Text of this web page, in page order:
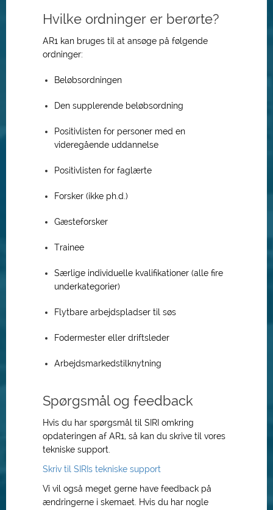
Hvilke ordninger er berørte?
AR1 kan bruges til at ansøge på følgende
ordninger:
Beløbsordningen
Den supplerende beløbsordning
Positivlisten for personer med en
videregående uddannelse
Positivlisten for faglærte
Forsker (ikke ph.d.)
Gæsteforsker
Trainee
Særlige individuelle kvalifikationer (alle fire
underkategorier)
Flytbare arbejdspladser til søs
Fodermester eller driftsleder
Arbejdsmarkedstilknytning
Spørgsmål og feedback
Hvis du har spørgsmål til SIRI omkring
opdateringen af AR1, så kan du skrive til vores
tekniske support.
Skriv til SIRIs tekniske support
Vi vil også meget gerne have feedback på
ændringerne i skemaet. Hvis du har nogle